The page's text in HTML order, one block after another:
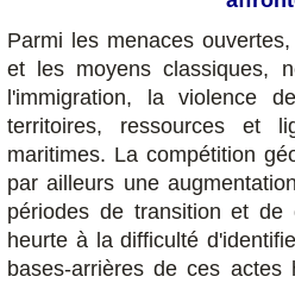
Parmi les menaces
et les moyens classiques,
l'immigration, la violence
territoires, ressources et
maritimes. La compétition
par ailleurs une
périodes de transition et de
heurte à la difficulté
bases-arrières de ces